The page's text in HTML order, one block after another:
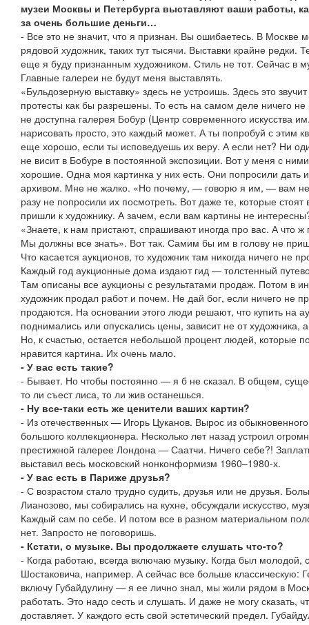
музеи Москвы и Петербурга выставляют ваши работы,
за очень большие деньги…
- Все это не значит, что я признан. Вы ошибаетесь. В Москве
рядовой художник, таких тут тысячи. Выставки крайне редки.
еще я буду признанным художником. Стиль не тот. Сейчас в
Главные галереи не будут меня выставлять.
«Бульдозерную выставку» здесь не устроишь. Здесь это
протесты как бы разрешены. То есть на самом деле ничего
не доступна галерея Бобур (Центр современного
нарисовать просто, это каждый может. А ты попробуй с этим
еще хорошо, если ты исповедуешь их веру. А если нет? Ни
не висит в Бобуре в постоянной экспозиции. Вот у меня с
хорошие. Одна моя картинка у них есть. Они попросили дать
архивом. Мне не жалко. «Но почему, — говорю я им, — вам
разу не попросили их посмотреть. Вот даже те, которые
пришли к художнику. А зачем, если вам картины не
«Знаете, к нам пристают, спрашивают иногда про вас. А что
Мы должны все знать». Вот так. Самим бы им в голову не
Что касается аукционов, то художник там никогда ничего не
Каждый год аукционные дома издают гид — толстенный
Там описаны все аукционы с результатами продаж. Потом в
художник продал работ и почем. Не дай бог, если ничего не
продаются. На основании этого люди решают, что купить на
поднимались или опускались цены, зависит не от художника,
Но, к счастью, остается небольшой процент людей, которые
нравится картина. Их очень мало.
- У вас есть такие?
- Бывает. Но чтобы постоянно — я б не сказал. В общем,
то ли съест лиса, то ли жив останешься.
- Ну все-таки есть же ценители ваших картин?
- Из отечественных — Игорь Цуканов. Вырос из обыкновенного
большого коллекционера. Несколько лет назад устроил
престижной галерее Лондона — Саатчи. Ничего себе?!
выставил весь московский нонконформизм 1960–1980-х.
- У вас есть в Париже друзья?
- С возрастом стало трудно судить, друзья или не друзья.
Лианозово, мы собирались на кухне, обсуждали искусство,
Каждый сам по себе. И потом все в разном материальном
нет. Запросто не поговоришь.
- Кстати, о музыке. Вы продолжаете слушать что-то?
- Когда работаю, всегда включаю музыку. Когда был молодой,
Шостаковича, например. А сейчас все больше классическую:
включу Губайдулину — я ее лично знал, мы жили рядом в
работать. Это надо сесть и слушать. И даже не могу сказать,
доставляет. У каждого есть свой эстетический предел.